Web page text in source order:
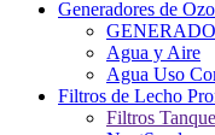
Generadores de
Agua y Aire
Agua Uso
Filtros de Lecho
Filtros